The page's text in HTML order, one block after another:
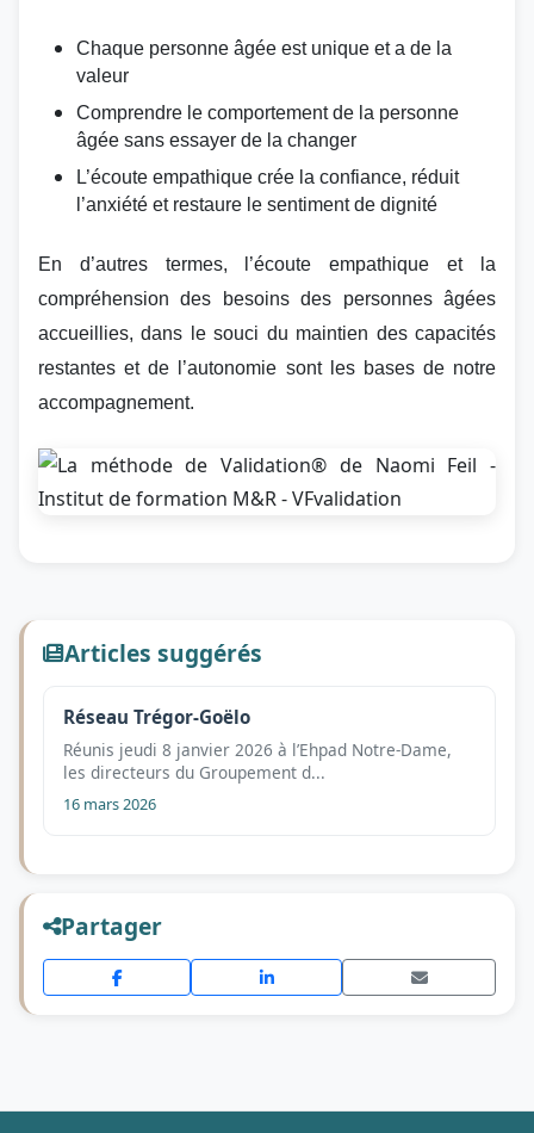
Chaque personne âgée est unique et a de la
valeur
Comprendre le comportement de la personne
âgée sans essayer de la changer
L’écoute empathique crée la confiance, réduit
l’anxiété et restaure le sentiment de dignité
En d’autres termes, l’écoute empathique et la
compréhension des besoins des personnes âgées
accueillies, dans le souci du maintien des capacités
restantes et de l’autonomie sont les bases de notre
accompagnement.
Articles suggérés
Réseau Trégor-Goëlo
Réunis jeudi 8 janvier 2026 à l’Ehpad Notre-Dame,
les directeurs du Groupement d...
16 mars 2026
Partager